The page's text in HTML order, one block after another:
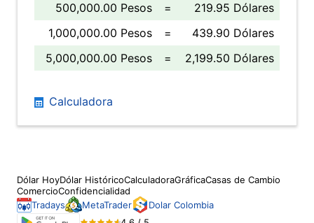
500,000.00 Pesos
=
219.95 Dólares
1,000,000.00 Pesos
=
439.90 Dólares
5,000,000.00 Pesos
= 2,199.50 Dólares
Calculadora
Dólar HoyDólar HistóricoCalculadoraGráficaCasas de Cambio
ComercioConfidencialidad
Tradays
MetaTrader
Dolar Colombia